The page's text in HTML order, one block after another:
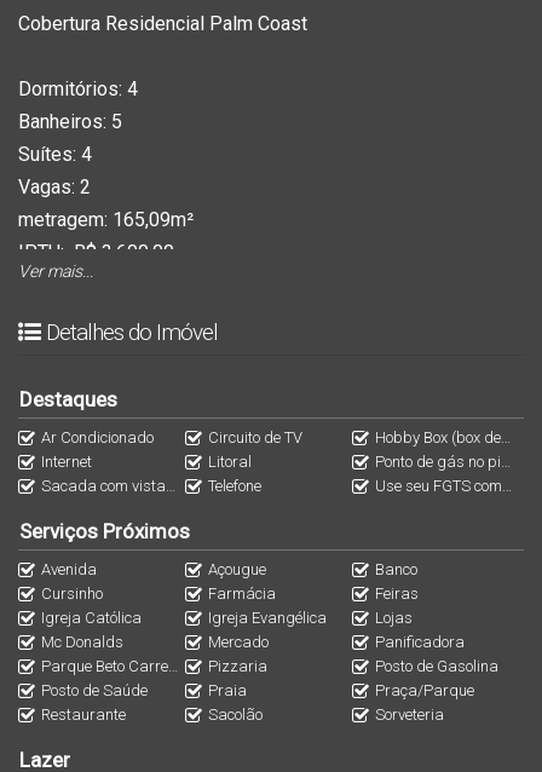
Cobertura Residencial Palm Coast
Dormitórios: 4
Banheiros: 5
Suítes: 4
Vagas: 2
metragem: 165,09m²
IPTU: R$ 3.600,00
condominio:
Descubra a sofisticação e o conforto desta deslumbrante
Cobertura Residencial Palm Coast. Com uma área privativa
de 165,09m², este imóvel oferece amplos espaços e uma
A cobertura possui cinco dormitórios, sendo dois deles
suítes, e um total de quatro banheiros. As áreas comuns
são amplas e bem distribuídas, com um living espaçoso,
sala de estar, sala de jantar, e uma varanda gourmet
equipada com churrasqueira.
Ver mais...
Detalhes do Imóvel
Destaques
Ar Condicionado Circuito de TV
Hobby Box (box de praia ou "home box")
Internet
Litoral
Ponto de gás no piso para instalação de bancada tipo ilha
Sacada com vista panorâmica para a Praia e com 14 m²
Telefone Use seu FGTS como entrada
Serviços Próximos
Avenida Açougue
Banco
Cursinho
Farmácia
Feiras
Igreja Católica
Igreja Evangélica
Lojas
Mc Donalds
Mercado
Panificadora
Parque Beto Carrero World
Pizzaria
Posto de Gasolina
Posto de Saúde
Praia
Praça/Parque
Restaurante
Sacolão Sorveteria
Lazer